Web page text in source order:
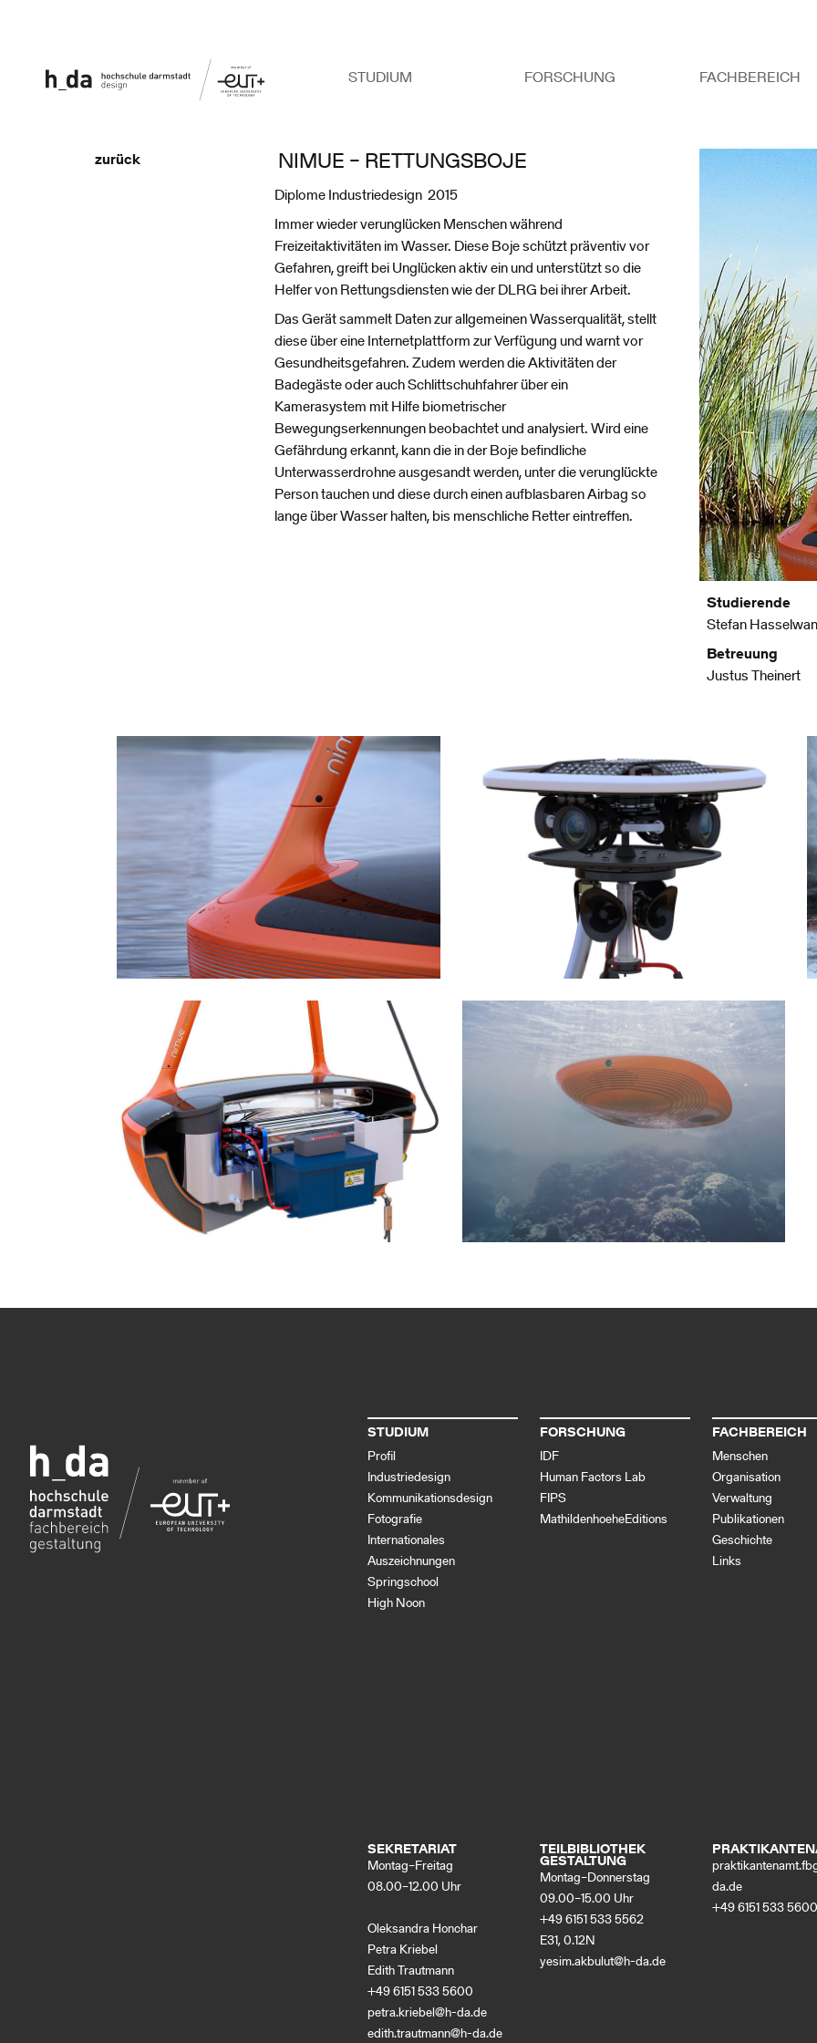
STUDIUM FORSCHUNG FACHBEREICH
zurück NIMUE – RETTUNGSBOJE
Diplome Industriedesign 2015
Immer wieder verunglücken Menschen während
Freizeitaktivitäten im Wasser. Diese Boje schützt präventiv vor
Gefahren, greift bei Unglücken aktiv ein und unterstützt so die
Helfer von Rettungsdiensten wie der DLRG bei ihrer Arbeit.
Das Gerät sammelt Daten zur allgemeinen Wasserqualität, stellt
diese über eine Internetplattform zur Verfügung und warnt vor
Gesundheitsgefahren. Zudem werden die Aktivitäten der
Badegäste oder auch Schlittschuhfahrer über ein
Kamerasystem mit Hilfe biometrischer
Bewegungserkennungen beobachtet und analysiert. Wird eine
Gefährdung erkannt, kann die in der Boje befindliche
Unterwasserdrohne ausgesandt werden, unter die verunglückte
Person tauchen und diese durch einen aufblasbaren Airbag so
lange über Wasser halten, bis menschliche Retter eintreffen.
Studierende
Stefan
Betreuung
Justus Theinert
STUDIUM
Profil
Industriedesign
Kommunikationsdesign
Fotografie
Internationales
Auszeichnungen
Springschool
High Noon
FORSCHUNG
IDF
Human Factors Lab
FIPS
MathildenhoeheEditions
FACHBEREICH
Menschen
Organisation
Verwaltung
Publikationen
Geschichte
Links
SEKRETARIAT
Montag–Freitag
08.00–12.00 Uhr
Oleksandra Honchar
Petra Kriebel
Edith Trautmann
+49 6151 533 5600
petra.kriebel@h-da.de
edith.trautmann@h-da.de
TEILBIBLIOTHEK
GESTALTUNG
Montag–Donnerstag
09.00–15.00 Uhr
+49 6151 533 5562
E31, 0.12N
yesim.akbulut@h-da.de
da.de
+49 6151 533 5600